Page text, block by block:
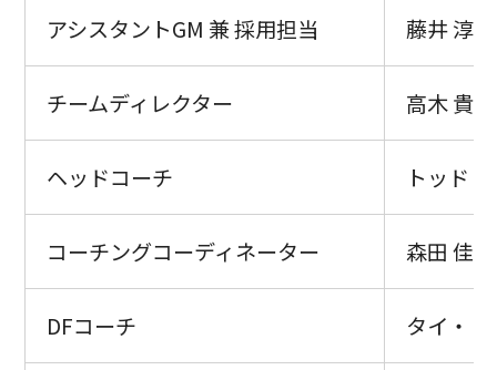
アシスタントGM 兼 採用担当 藤井 淳
チームディレクター 高木 貴裕
ヘッドコーチ トッド
コーチングコーディネーター 森田 佳寿
DFコーチ タイ・リ